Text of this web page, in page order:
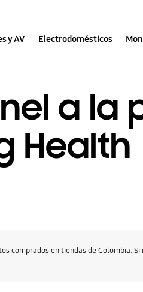
y AV Electrodomésticos
a la
Health
comprados en tiendas de Colombia.